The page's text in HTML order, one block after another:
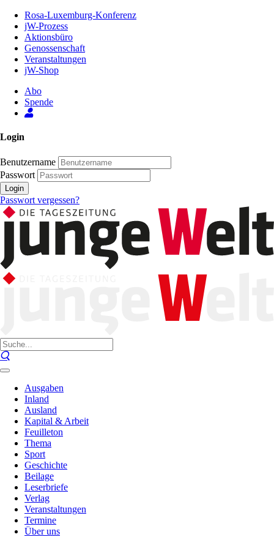
Inhalt
Seite
Rosa-Luxemburg-Konferenz
jW-Prozess
Aktionsbüro
Genossenschaft
Veranstaltungen
jW-Shop
Abo
Spende
Login
Benutzername
Passwort
Login
Passwort vergessen?
Ausgaben
Inland
Ausland
Kapital & Arbeit
Feuilleton
Thema
Sport
Geschichte
Beilage
Leserbriefe
Verlag
Veranstaltungen
Termine
Über uns